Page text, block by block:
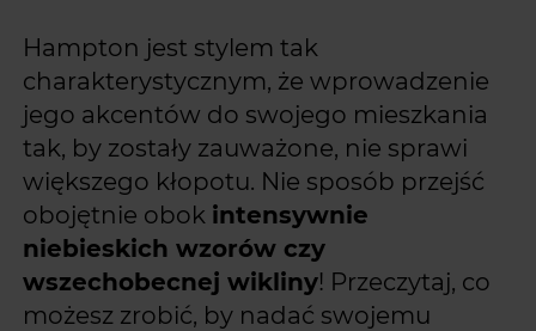
Hampton jest stylem tak
charakterystycznym, że wprowadzenie
jego akcentów do swojego mieszkania
tak, by zostały zauważone, nie sprawi
większego kłopotu. Nie sposób przejść
obojętnie obok intensywnie
niebieskich wzorów czy
wszechobecnej wikliny! Przeczytaj, co
możesz zrobić, by nadać swojemu